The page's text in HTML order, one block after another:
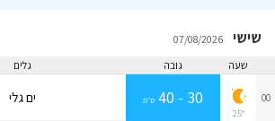
שישי
שעה
גובה גלים
00
25°
30 - 40 ס״מ ים גלי